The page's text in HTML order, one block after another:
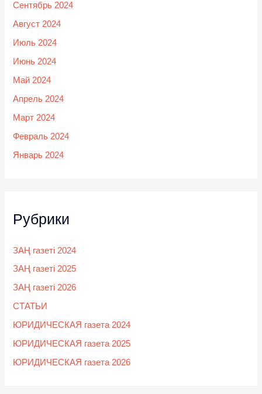
Сентябрь 2024
Август 2024
Июль 2024
Июнь 2024
Май 2024
Апрель 2024
Март 2024
Февраль 2024
Январь 2024
Рубрики
ЗАҢ газеті 2024
ЗАҢ газеті 2025
ЗАҢ газеті 2026
СТАТЬИ
ЮРИДИЧЕСКАЯ газета 2024
ЮРИДИЧЕСКАЯ газета 2025
ЮРИДИЧЕСКАЯ газета 2026